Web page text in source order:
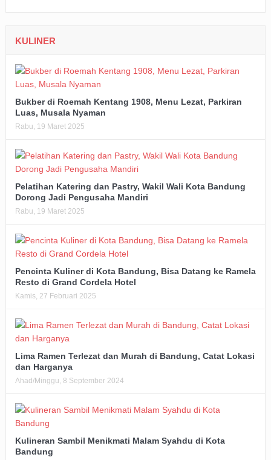
KULINER
Bukber di Roemah Kentang 1908, Menu Lezat, Parkiran
Luas, Musala Nyaman
Rabu, 19 Maret 2025
Pelatihan Katering dan Pastry, Wakil Wali Kota Bandung
Dorong Jadi Pengusaha Mandiri
Rabu, 19 Maret 2025
Pencinta Kuliner di Kota Bandung, Bisa Datang ke Ramela
Resto di Grand Cordela Hotel
Kamis, 27 Februari 2025
Lima Ramen Terlezat dan Murah di Bandung, Catat Lokasi
dan Harganya
Ahad/Minggu, 8 September 2024
Kulineran Sambil Menikmati Malam Syahdu di Kota
Bandung